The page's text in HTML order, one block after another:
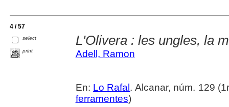
4 / 57
select
print
L'Olivera : les ungles, la
Adell, Ramon
En: Lo Rafal . Alcanar, núm. 129
ferramentes)